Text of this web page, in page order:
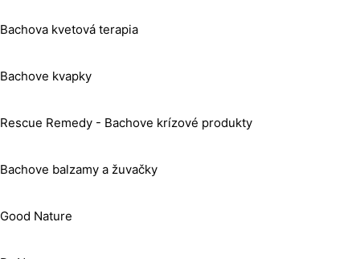
Bachova kvetová terapia
Bachove kvapky
Rescue Remedy - Bachove krízové produkty
Bachove balzamy a žuvačky
Good Nature